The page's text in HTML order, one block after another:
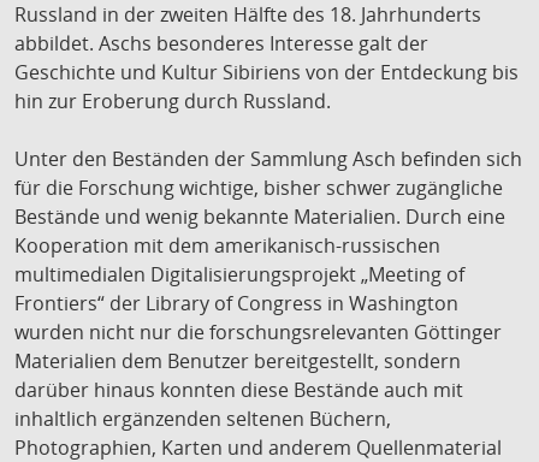
Russland in der zweiten Hälfte des 18. Jahrhunderts
abbildet. Aschs besonderes Interesse galt der
Geschichte und Kultur Sibiriens von der Entdeckung bis
hin zur Eroberung durch Russland.
Unter den Beständen der Sammlung Asch befinden sich
für die Forschung wichtige, bisher schwer zugängliche
Bestände und wenig bekannte Materialien. Durch eine
Kooperation mit dem amerikanisch-russischen
multimedialen Digitalisierungsprojekt „Meeting of
Frontiers“ der Library of Congress in Washington
wurden nicht nur die forschungsrelevanten Göttinger
Materialien dem Benutzer bereitgestellt, sondern
darüber hinaus konnten diese Bestände auch mit
inhaltlich ergänzenden seltenen Büchern,
Photographien, Karten und anderem Quellenmaterial